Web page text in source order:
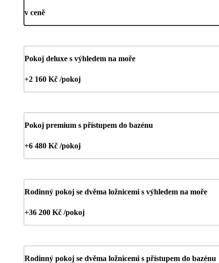
v ceně
Pokoj deluxe s výhledem na moře
+2 160 Kč /pokoj
Pokoj premium s přístupem do bazénu
+6 480 Kč /pokoj
Rodinný pokoj se dvěma ložnicemi s výhledem na moře
+36 200 Kč /pokoj
Rodinný pokoj se dvěma ložnicemi s přístupem do bazénu